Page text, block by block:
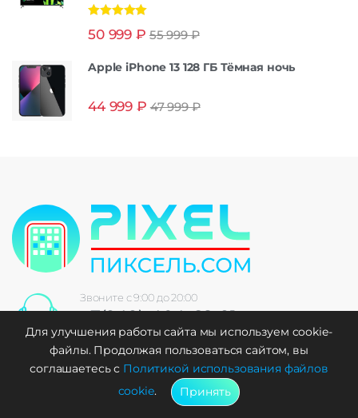
из 5
50 999 ₽ 55 999₽
Apple iPhone 13 128 ГБ Тёмная ночь
44 999 ₽ 47 999₽
Звоните с 9:00 до 20:00
+7(949)-404-68-91
+7(949)-002-00-01
+7(959)-002-35-50
Для улучшения работы сайта мы используем cookie-
файлы. Продолжая пользоваться сайтом, вы
соглашаетесь с Политикой использования файлов
cookie. Принять